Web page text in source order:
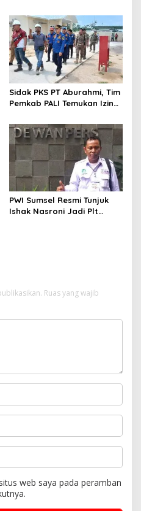
Sidak PKS PT Aburahmi, Tim
Pemkab PALI Temukan Izin
PWI Sumsel Resmi Tunjuk
Ishak Nasroni Jadi Plt
Ruas yang wajib
web saya pada peramban